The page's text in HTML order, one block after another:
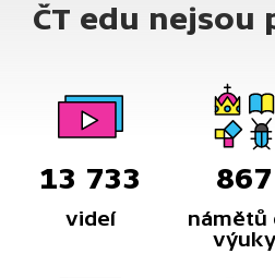
ČT edu nejsou
13 733
videí
867
námětů
výuky